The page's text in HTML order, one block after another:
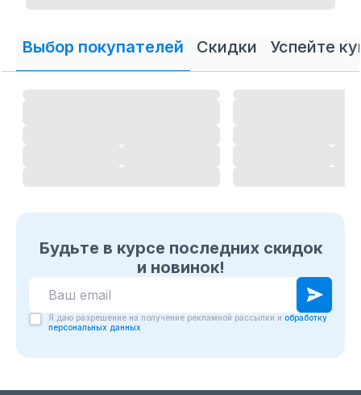
Выбор покупателей Скидки Успейте
Будьте в курсе последних скидок
и новинок!
Я даю разрешение на получение рекламной рассылки и обработку
персональных данных